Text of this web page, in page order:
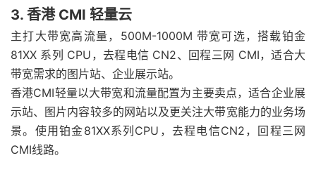
3. 香港 CMI 轻量云
主打大带宽高流量，500M-1000M 带宽可选，搭载铂金
81XX 系列 CPU，去程电信 CN2、回程三网 CMI，适合大
带宽需求的图片站、企业展示站。
香港CMI轻量以大带宽和流量配置为主要卖点，适合企业展
示站、图片内容较多的网站以及更关注大带宽能力的业务场
景。使用铂金81XX系列CPU，去程电信CN2，回程三网
CMI线路。